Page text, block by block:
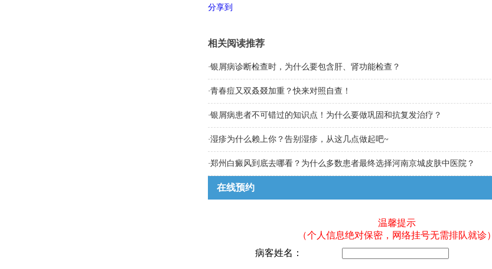
分享到
相关阅读推荐
·银屑病诊断检查时，为什么要包含肝、肾功能检查？
·青春痘又双叒叕加重？快来对照自查！
·银屑病患者不可错过的知识点！为什么要做巩固和抗复发治疗？
·湿疹为什么赖上你？告别湿疹，从这几点做起吧~
·郑州白癜风到底去哪看？为什么多数患者最终选择河南京城皮肤中医院？
在线预约
温馨提示
（个人信息绝对保密，网络挂号无需排队就诊）
病客姓名：